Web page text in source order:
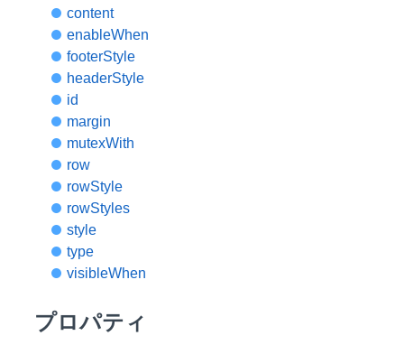
content
enableWhen
footerStyle
headerStyle
id
margin
mutexWith
row
rowStyle
rowStyles
style
type
visibleWhen
プロパティ